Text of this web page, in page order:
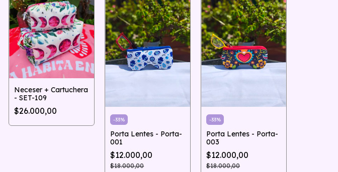
Neceser + Cartuchera
- SET-109
$26.000,00
-33%
Porta Lentes - Porta-
001
$12.000,00
$18.000,00
-33%
Porta Lentes - Porta-
003
$12.000,00
$18.000,00